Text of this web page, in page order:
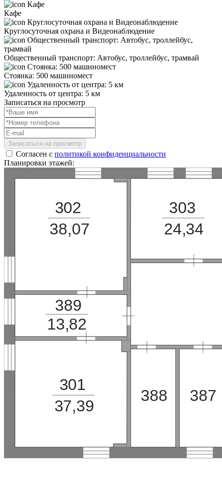
Кафе
Круглосуточная охрана и Видеонаблюдение
Общественный транспорт: Автобус, троллейбус, трамвай
Стоянка: 500 машиномест
Удаленность от центра: 5 км
Записаться на просмотр
Записаться на просмотр
Согласен с политикой конфиденциальности
Планировки этажей:
301
389
302 303
387
388
37,39
13,82
38,07 24,34